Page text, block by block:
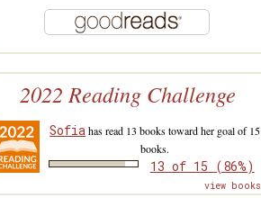
2022 Reading Challenge
Sofiahas read 13 books toward her goal of 15
books.
13 of 15 (86%)
view books